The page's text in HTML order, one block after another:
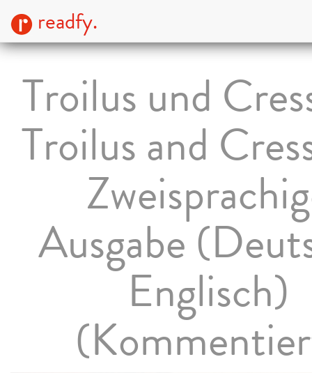
readfy.
Troilus und
Troilus and
Ausgabe
Englisch)